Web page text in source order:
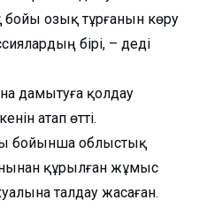
бойы озық тұрғанын көру
бірі, – деді
дамытуға қолдау
атап өтті.
бойынша облыстық
құрылған жұмыс
талдау жасаған.